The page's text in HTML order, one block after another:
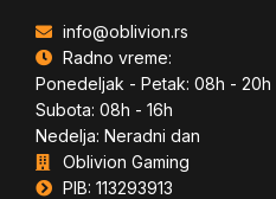
info@oblivion.rs
Radno vreme:
Ponedeljak - Petak: 08h - 20h
Subota: 08h - 16h
Nedelja: Neradni dan
Oblivion Gaming
PIB: 113293913